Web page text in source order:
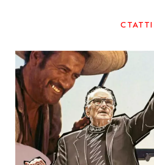
THE UKRAINIAN PAVILION
МАРІУПОЛЬСЬКІ
ДОСЛІДНИЦЬКА
СТАТТІ